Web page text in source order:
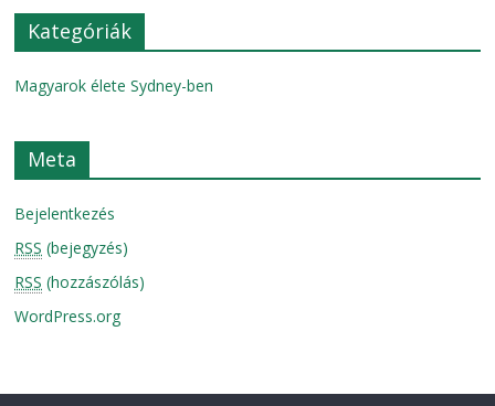
Kategóriák
Magyarok élete Sydney-ben
Meta
Bejelentkezés
RSS (bejegyzés)
RSS (hozzászólás)
WordPress.org